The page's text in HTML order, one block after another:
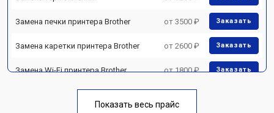
Замена печки принтера Brother от 3500 ₽ Заказать
Замена каретки принтера Brother от 2600 ₽ Заказать
Замена Wi-Fi принтера Brother от 1800 ₽ Заказать
Показать весь прайс